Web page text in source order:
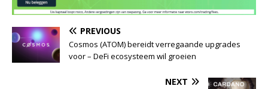
PREVIOUS
Cosmos (ATOM) bereidt verregaande upgrades
voor – DeFi ecosysteem wil groeien
NEXT